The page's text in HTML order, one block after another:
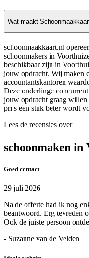
Wat maakt
schoonmaakkaart.nl
schoonmakers in
beschikbaar zijn in
jouw opdracht. Wij maken
accountantskantoren
Deze onderlinge
jouw opdracht graag
prijs een stuk beter wordt
Lees de recensies over
schoonmaken in
Goed contact
29 juli 2026
Na de offerte had ik nog
beantwoord. Erg tevreden
Ook de juiste persoon
- Suzanne van de Velden